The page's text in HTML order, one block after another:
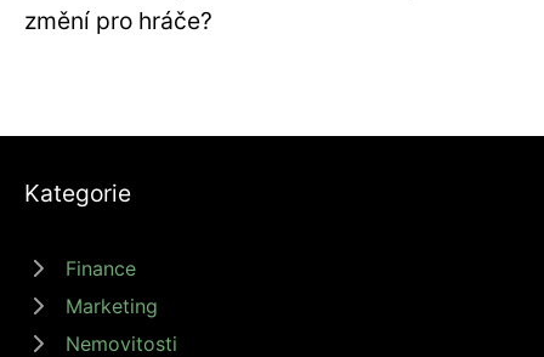
změní pro hráče?
Kategorie
Finance
Marketing
Nemovitosti